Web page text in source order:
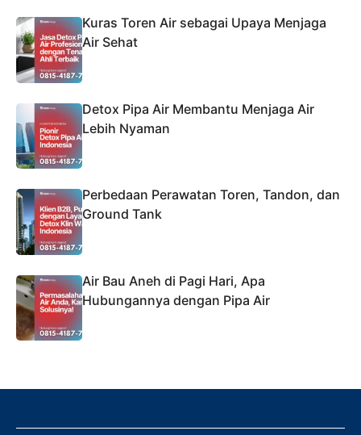
Kuras Toren Air sebagai Upaya Menjaga
Air Sehat
Detox Pipa Air Membantu Menjaga Air
Lebih Nyaman
Perbedaan Perawatan Toren, Tandon, dan
Ground Tank
Air Bau Aneh di Pagi Hari, Apa
Hubungannya dengan Pipa Air